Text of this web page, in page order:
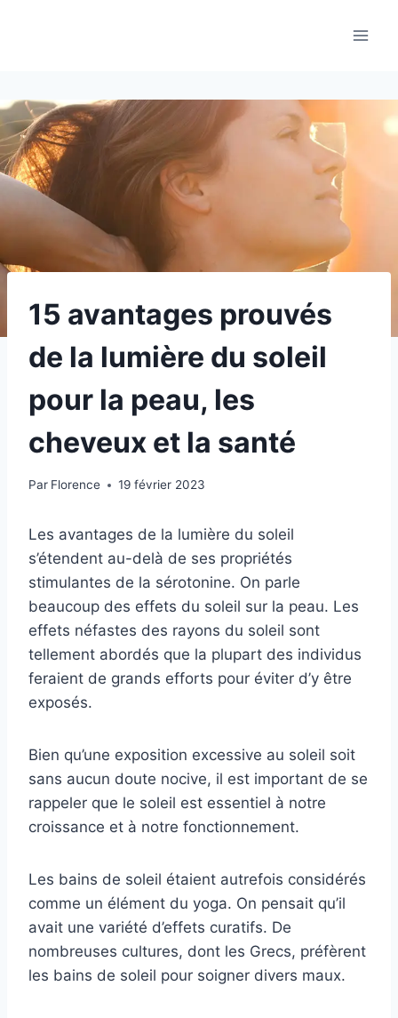
15 avantages prouvés
de la lumière du soleil
pour la peau, les
cheveux et la santé
Par Florence 19 février 2023
Les avantages de la lumière du soleil
s’étendent au-delà de ses propriétés
stimulantes de la sérotonine. On parle
beaucoup des effets du soleil sur la peau. Les
effets néfastes des rayons du soleil sont
tellement abordés que la plupart des individus
feraient de grands efforts pour éviter d’y être
exposés.
Bien qu’une exposition excessive au soleil soit
sans aucun doute nocive, il est important de se
rappeler que le soleil est essentiel à notre
croissance et à notre fonctionnement.
Les bains de soleil étaient autrefois considérés
comme un élément du yoga. On pensait qu’il
avait une variété d’effets curatifs. De
nombreuses cultures, dont les Grecs, préfèrent
les bains de soleil pour soigner divers maux.